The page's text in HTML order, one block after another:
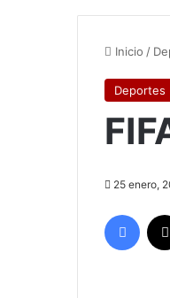
Inicio /
Deportes
25 enero,